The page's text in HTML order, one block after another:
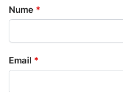
Nume *
Email *